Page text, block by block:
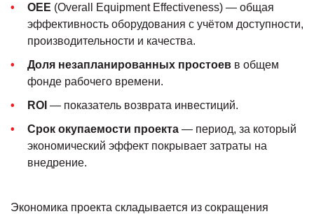
OEE (Overall Equipment Effectiveness) — общая
эффективность оборудования с учётом доступности,
производительности и качества.
Доля незапланированных простоев в общем
фонде рабочего времени.
ROI — показатель возврата инвестиций.
Срок окупаемости проекта — период, за который
экономический эффект покрывает затраты на
внедрение.
Экономика проекта складывается из сокращения